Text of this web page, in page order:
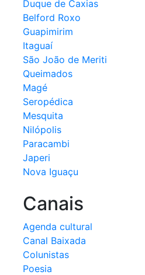
Duque de Caxias
Belford Roxo
Guapimirim
Itaguaí
São João de Meriti
Queimados
Magé
Seropédica
Mesquita
Nilópolis
Paracambi
Japeri
Nova Iguaçu
Canais
Agenda cultural
Canal Baixada
Colunistas
Poesia